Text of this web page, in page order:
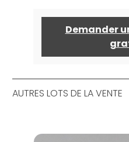
Demander
AUTRES LOTS DE LA VENTE